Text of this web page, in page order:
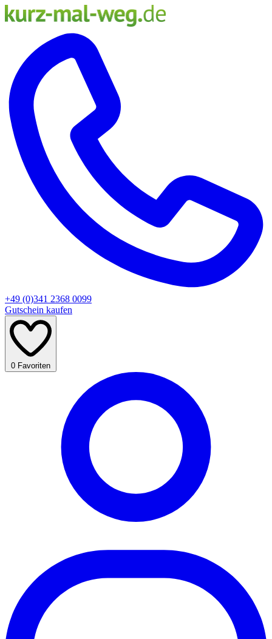
+49 (0)341 2368 0099
Gutschein kaufen
0 Favoriten